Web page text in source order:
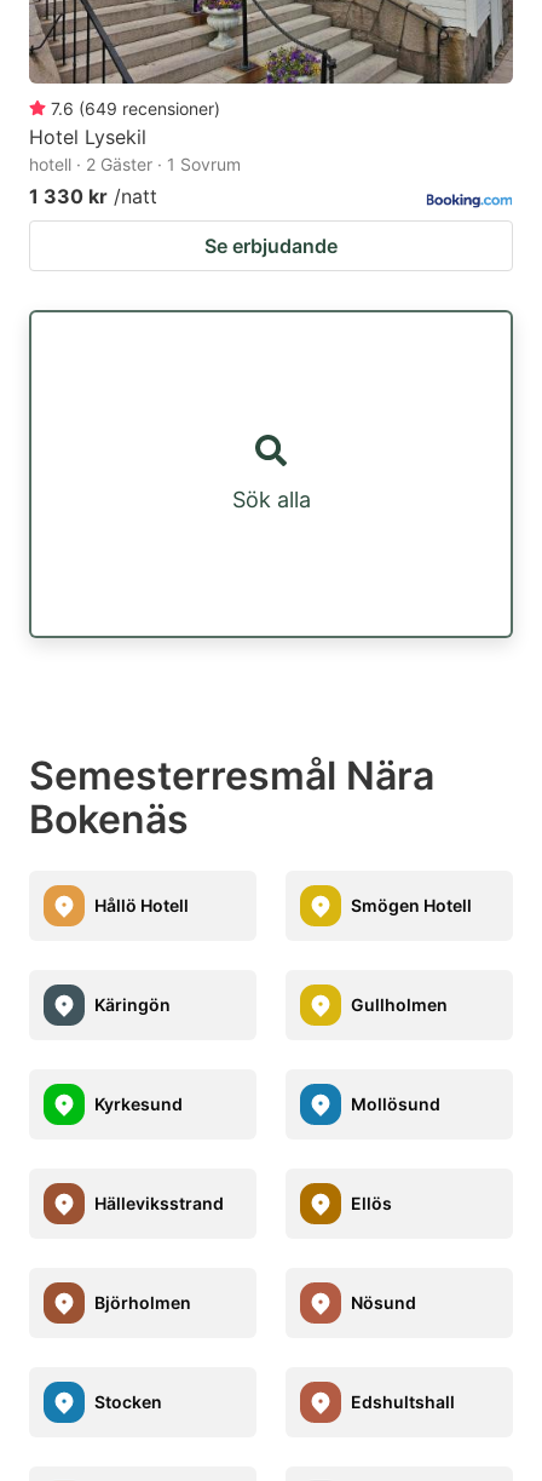
7.6 (649 recensioner)
Hotel Lysekil
hotell · 2 Gäster · 1 Sovrum
1 330 kr /natt
Se erbjudande
Sök alla
Semesterresmål Nära
Bokenäs
Hållö Hotell Smögen Hotell
Käringön Gullholmen
Kyrkesund Mollösund
Hälleviksstrand Ellös
Björholmen Nösund
Stocken Edshultshall